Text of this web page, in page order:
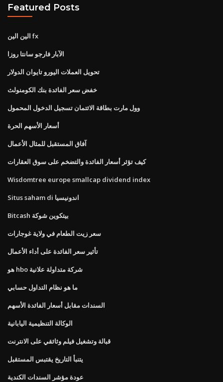
Featured Posts
الين الين fx
الآبار فارجو سانتا روزا
تحويل العملات اليورو تايوان الدولار
خفض سعر الفائدة بنك الكومنولث
وول مارت بطاقة الائتمان تسجيل الدخول المحمول
أسعار الأسهم الحرة
آفاق المستقبل للمثال الأعمال
كيف تؤثر أسعار الفائدة والتضخم على سوق العقارات
Wisdomtree europe smallcap dividend index
Situs saham di اندونيسيا
Bitcash بيتكوين شوكة
سعر زيت الطعام في ولاية غوجارات
تأثير سعر الفائدة على أداء الأعمال
هو hbo شركة متداولة علانية
ما هو نظام التداول حسابي
السندات مقابل أسعار الفائدة الأسهم
الوكالة التنظيمية اليابانية
قبالة وتشغيل فيلم وثائقي على الانترنت
يتنبأ التاريخ يقتبس المستقبل
عودة مؤشر السندات الكندية